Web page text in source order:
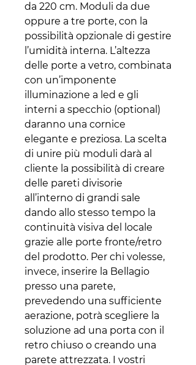
da 220 cm. Moduli da due
oppure a tre porte, con la
possibilità opzionale di gestire
l’umidità interna. L’altezza
delle porte a vetro, combinata
con un’imponente
illuminazione a led e gli
interni a specchio (optional)
daranno una cornice
elegante e preziosa. La scelta
di unire più moduli darà al
cliente la possibilità di creare
delle pareti divisorie
all’interno di grandi sale
dando allo stesso tempo la
continuità visiva del locale
grazie alle porte fronte/retro
del prodotto. Per chi volesse,
invece, inserire la Bellagio
presso una parete,
prevedendo una sufficiente
aerazione, potrà scegliere la
soluzione ad una porta con il
retro chiuso o creando una
parete attrezzata. I vostri